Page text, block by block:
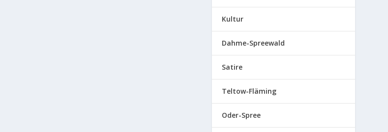
Kultur
Dahme-Spreewald
Satire
Teltow-Fläming
Oder-Spree